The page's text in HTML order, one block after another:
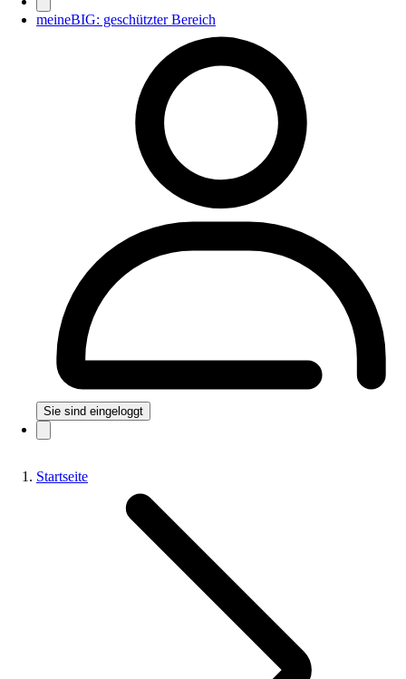
meineBIG: geschützter Bereich
Sie sind eingeloggt
Startseite